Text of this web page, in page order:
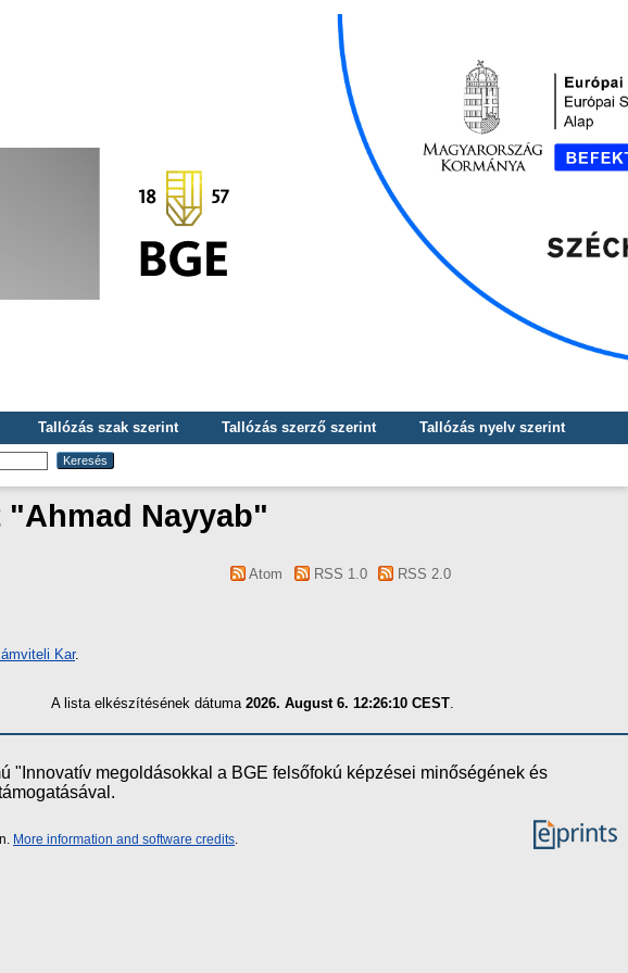
Tallózás szak szerint Tallózás szerző szerint
Tallózás nyelv szerint
"Ahmad Nayyab"
Atom RSS 1.0 RSS 2.0
Kar.
A lista elkészítésének dátuma 2026. August 6. 12:26:10 CEST
"Innovatív megoldásokkal a BGE felsőfokú képzései minőségének és
More information and software credits